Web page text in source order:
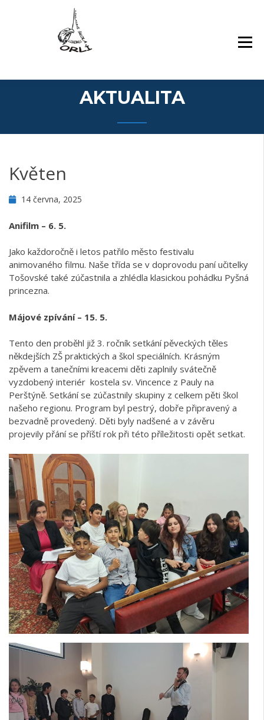
AKTUALITA
Květen
14 června, 2025
Anifilm – 6. 5.
Jako každoročně i letos patřilo město festivalu
animovaného filmu. Naše třída se v doprovodu paní učitelky
Tošovské také zúčastnila a zhlédla klasickou pohádku Pyšná
princezna.
Májové zpívání – 15. 5.
Tento den proběhl již 3. ročník setkání pěveckých těles
někdejších ZŠ praktických a škol speciálních. Krásným
zpěvem a tanečními kreacemi děti zaplnily svátečně
vyzdobený interiér kostela sv. Vincence z Pauly na
Perštýně. Setkání se zúčastnily skupiny z celkem pěti škol
našeho regionu. Program byl pestrý, dobře připravený a
bezvadně provedený. Děti byly nadšené a v závěru
projevily přání se příští rok při této příležitosti opět setkat.